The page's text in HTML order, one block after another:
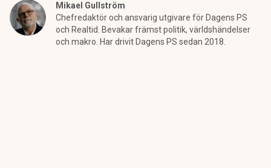
Mikael Gullström
Chefredaktör och ansvarig utgivare för Dagens PS
och Realtid. Bevakar främst politik, världshändelser
och makro. Har drivit Dagens PS sedan 2018.